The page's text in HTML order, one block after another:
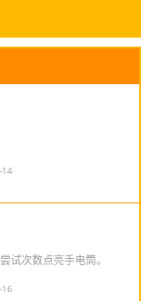
14
试次数点亮手电筒。